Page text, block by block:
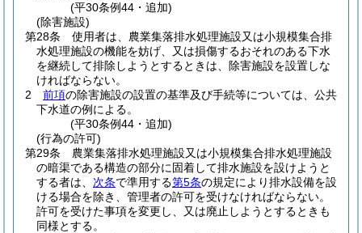
(平30条例44・追加)
(除害施設)
第28条
使用者は、農業集落排水処理施設又は小規模集合排
水処理施設の機能を妨げ、又は損傷するおそれのある下水
を継続して排除しようとするときは、除害施設を設置しな
ければならない。
2
前項の除害施設の設置の基準及び手続等については、公共
下水道の例による。
(平30条例44・追加)
(行為の許可)
第29条
農業集落排水処理施設又は小規模集合排水処理施設
の暗渠である構造の部分に固着して排水施設を設けようと
する者は、 次条で準用する第5条の規定により排水設備を設
ける場合を除き、管理者の許可を受けなければならない。
許可を受けた事項を変更し、又は廃止しようとするときも
同様とする。